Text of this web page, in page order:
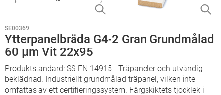
SE00369
Ytterpanelbräda G4-2 Gran Grundmålad
60 µm Vit 22x95
Produktstandard: SS-EN 14915 - Träpaneler och utvändig
beklädnad. Industriellt grundmålad träpanel, vilken inte
omfattas av ett certifieringssystem. Färgskiktets tjocklek i